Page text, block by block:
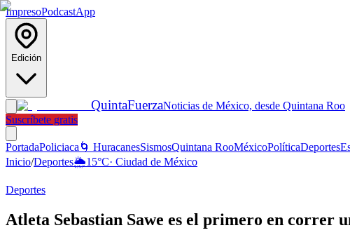
ImpresoPodcastApp
Edición
QuintaFuerzaNoticias de México, desde Quintana Roo
Suscríbete gratis
PortadaPoliciaca 🌀 HuracanesSismosQuintana RooMéxicoPolíticaDeportes
Inicio/Deportes🌦️15°C· Ciudad de México
Deportes
Atleta Sebastian Sawe es el primero en correr